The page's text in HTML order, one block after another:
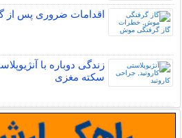
اقدامات ضروری پس از
زندگی دوباره با
سکته مغزی